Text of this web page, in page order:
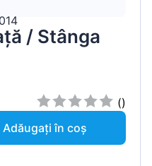
/ Stânga
()
Adăugați în coș